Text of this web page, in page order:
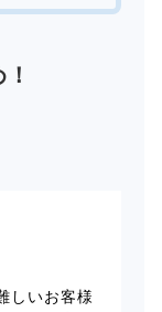
しいお客様